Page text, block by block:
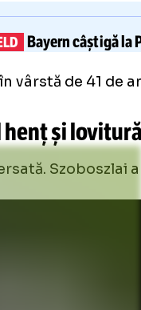
Bayern câștigă la
vârstă de 41
și
Szoboszlai